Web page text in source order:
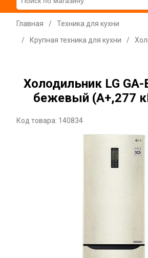
Главная /
Техника для кухни
/
Крупная техника для кухни /
Холодильник LG GA-
бежевый (A+,277
Код товара: 140834